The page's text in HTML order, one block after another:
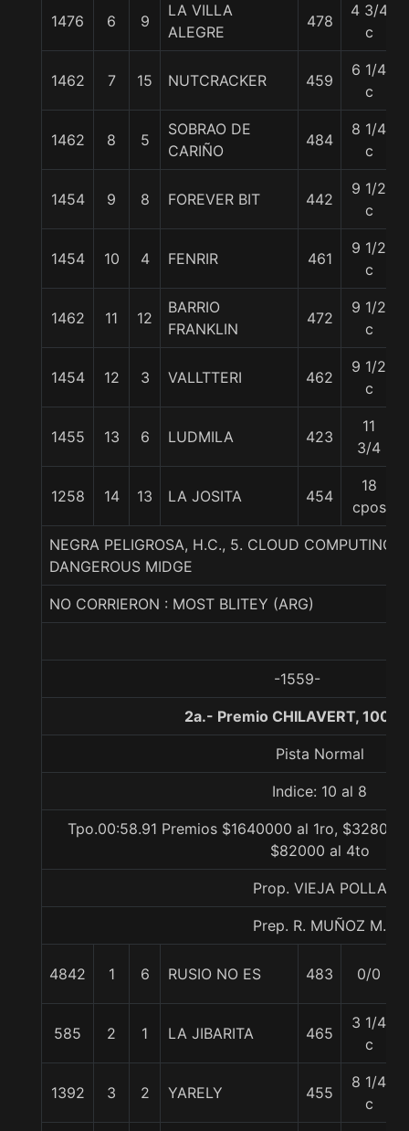
1476 6 9
LA VILLA
ALEGRE
478
4 3/4
c
1462 7 15 NUTCRACKER 459
6 1/4
c
1462 8 5
SOBRAO DE
CARIÑO
484
8 1/4
c
1454 9 8 FOREVER BIT 442
9 1/2
c
1454 10 4 FENRIR 461
9 1/2
c
1462 11 12
BARRIO
FRANKLIN
472
9 1/2
c
1454 12 3 VALLTTERI 462
9 1/2
c
1455 13 6 LUDMILA 423
11
3/4
1258 14 13 LA JOSITA 454
18
cpos
NEGRA PELIGROSA, H.C., 5. CLOUD COMPUTING-
DANGEROUS MIDGE
NO CORRIERON : MOST BLITEY (ARG)
-1559-
2a.- Premio CHILAVERT, 1000
Pista Normal
Indice: 10 al 8
Tpo.00:58.91 Premios $1640000 al 1ro,
$82000 al 4to
Prop. VIEJA POLLA
Prep. R. MUÑOZ M.
4842 1 6 RUSIO NO ES 483 0/0
585 2 1 LA JIBARITA 465
3 1/4
c
1392 3 2 YARELY 455
8 1/4
c